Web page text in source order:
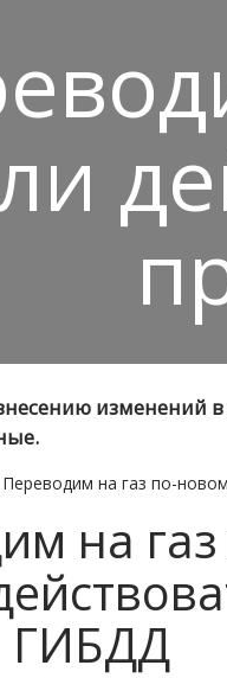
изменений
Переводим на газ по-
на
ГИБДД